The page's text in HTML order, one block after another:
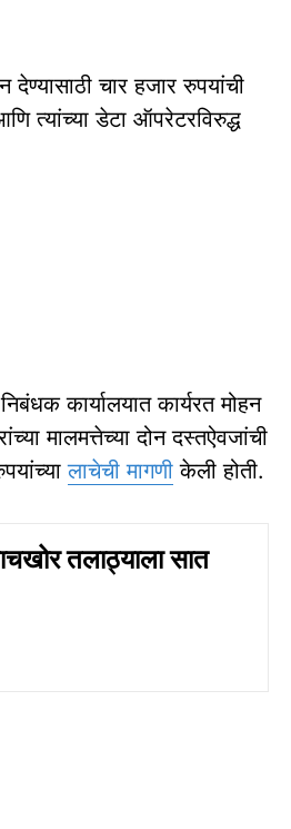
चार हजार रुपयांची
त्यांच्या डेटा ऑपरेटरविरुद्ध
कार्यालयात कार्यरत मोहन
मालमत्तेच्या दोन दस्तऐवजांची
लाचेची मागणी केली होती.
तलाठ्याला सात